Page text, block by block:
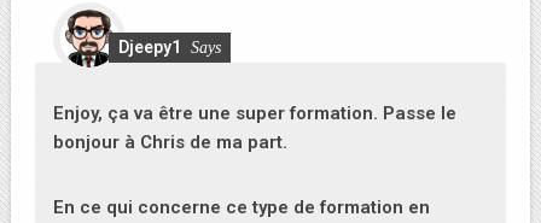
Djeepy1 Says
Enjoy, ça va être une super formation. Passe le
bonjour à Chris de ma part.
En ce qui concerne ce type de formation en